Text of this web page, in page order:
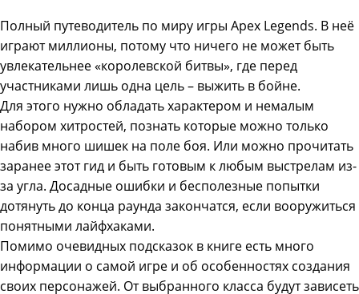
Полный путеводитель по миру игры Apex Legends. В неё
играют миллионы, потому что ничего не может быть
увлекательнее «королевской битвы», где перед
участниками лишь одна цель – выжить в бойне.
Для этого нужно обладать характером и немалым
набором хитростей, познать которые можно только
набив много шишек на поле боя. Или можно прочитать
заранее этот гид и быть готовым к любым выстрелам из-
за угла. Досадные ошибки и бесполезные попытки
дотянуть до конца раунда закончатся, если вооружиться
понятными лайфхаками.
Помимо очевидных подсказок в книге есть много
информации о самой игре и об особенностях создания
своих персонажей. От выбранного класса будут зависеть